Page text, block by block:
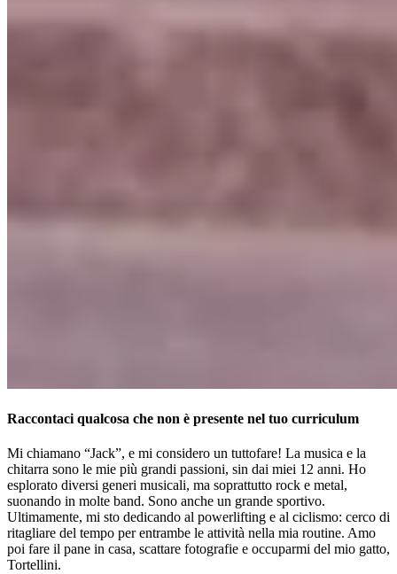
Raccontaci qualcosa che non è presente nel tuo curriculum
Mi chiamano “Jack”, e mi considero un tuttofare! La musica e la
chitarra sono le mie più grandi passioni, sin dai miei 12 anni. Ho
esplorato diversi generi musicali, ma soprattutto rock e metal,
suonando in molte band. Sono anche un grande sportivo.
Ultimamente, mi sto dedicando al powerlifting e al ciclismo: cerco di
ritagliare del tempo per entrambe le attività nella mia routine. Amo
poi fare il pane in casa, scattare fotografie e occuparmi del mio gatto,
Tortellini.